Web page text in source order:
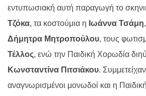
εντυπωσιακή αυτή παραγωγή το
Τζόκα, τα κοστούμια η Ιωάννα Τσάμη,
Δήμητρα Μητροπούλου, τους
Τέλλος, ενώ την Παιδική Χορωδία
Κωνσταντίνα Πιτσιάκου.
αναγνωρισμένοι μονωδοί και η